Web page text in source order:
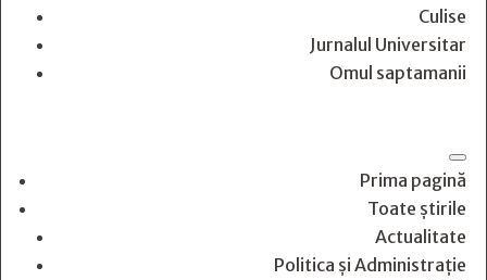
Culise
Jurnalul Universitar
Omul saptamanii
Prima pagină
Toate știrile
Actualitate
Politica și Administrație